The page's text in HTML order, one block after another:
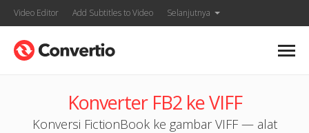
Video Editor Add Subtitles to Video Selanjutnya
Konverter FB2 ke VIFF
Konversi FictionBook ke gambar VIFF — alat